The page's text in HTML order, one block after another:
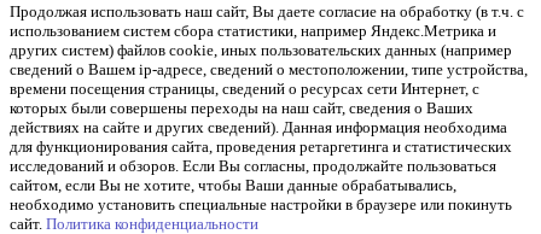
Продолжая использовать наш cайт, Вы даете согласие на обработку (в т.ч. с
использованием систем сбора статистики, например Яндекс.Метрика и
других систем) файлов cookie, иных пользовательских данных (например
сведений о Вашем ip-адресе, сведений о местоположении, типе устройства,
времени посещения страницы, сведений о ресурсах сети Интернет, с
которых были совершены переходы на наш сайт, сведения о Ваших
действиях на сайте и других сведений). Данная информация необходима
для функционирования сайта, проведения ретаргетинга и статистических
исследований и обзоров. Если Вы согласны, продолжайте пользоваться
сайтом, если Вы не хотите, чтобы Ваши данные обрабатывались,
необходимо установить специальные настройки в браузере или покинуть
сайт. Политика конфиденциальности